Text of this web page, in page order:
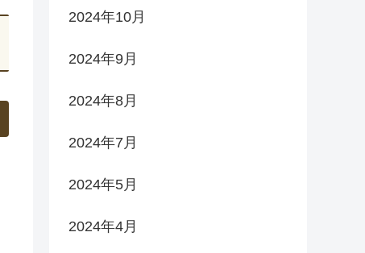
2024年10月
2024年9月
2024年8月
2024年7月
2024年5月
2024年4月